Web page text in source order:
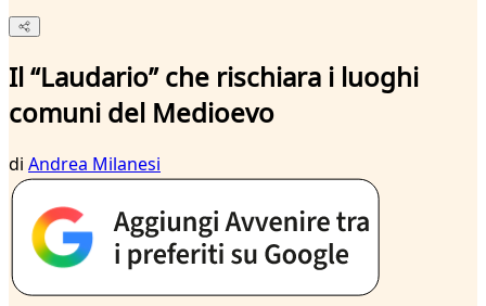
Il “Laudario” che rischiara i luoghi
comuni del Medioevo
di Andrea Milanesi